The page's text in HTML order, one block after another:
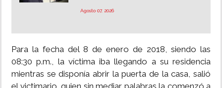
Agosto 07, 2026
Para la fecha del 8 de enero de 2018, siendo las
08:30 p.m., la víctima iba llegando a su residencia
mientras se disponía abrir la puerta de la casa, salió